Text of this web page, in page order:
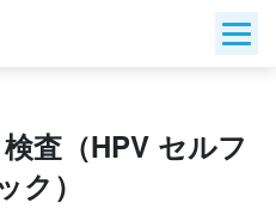
査（HPV セルフ
ク）